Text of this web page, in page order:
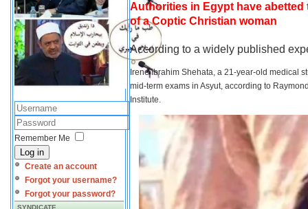
Remember Me
Log in
Create an account
Forgot your username?
Forgot your password?
SYNDICATE
Authorities in Egypt have
of a Coptic Christian woman
According to a widely published
Irene Ibrahim Shehata, a 21-year-old medical
mid-term exams in Asyut, according to
Institute.